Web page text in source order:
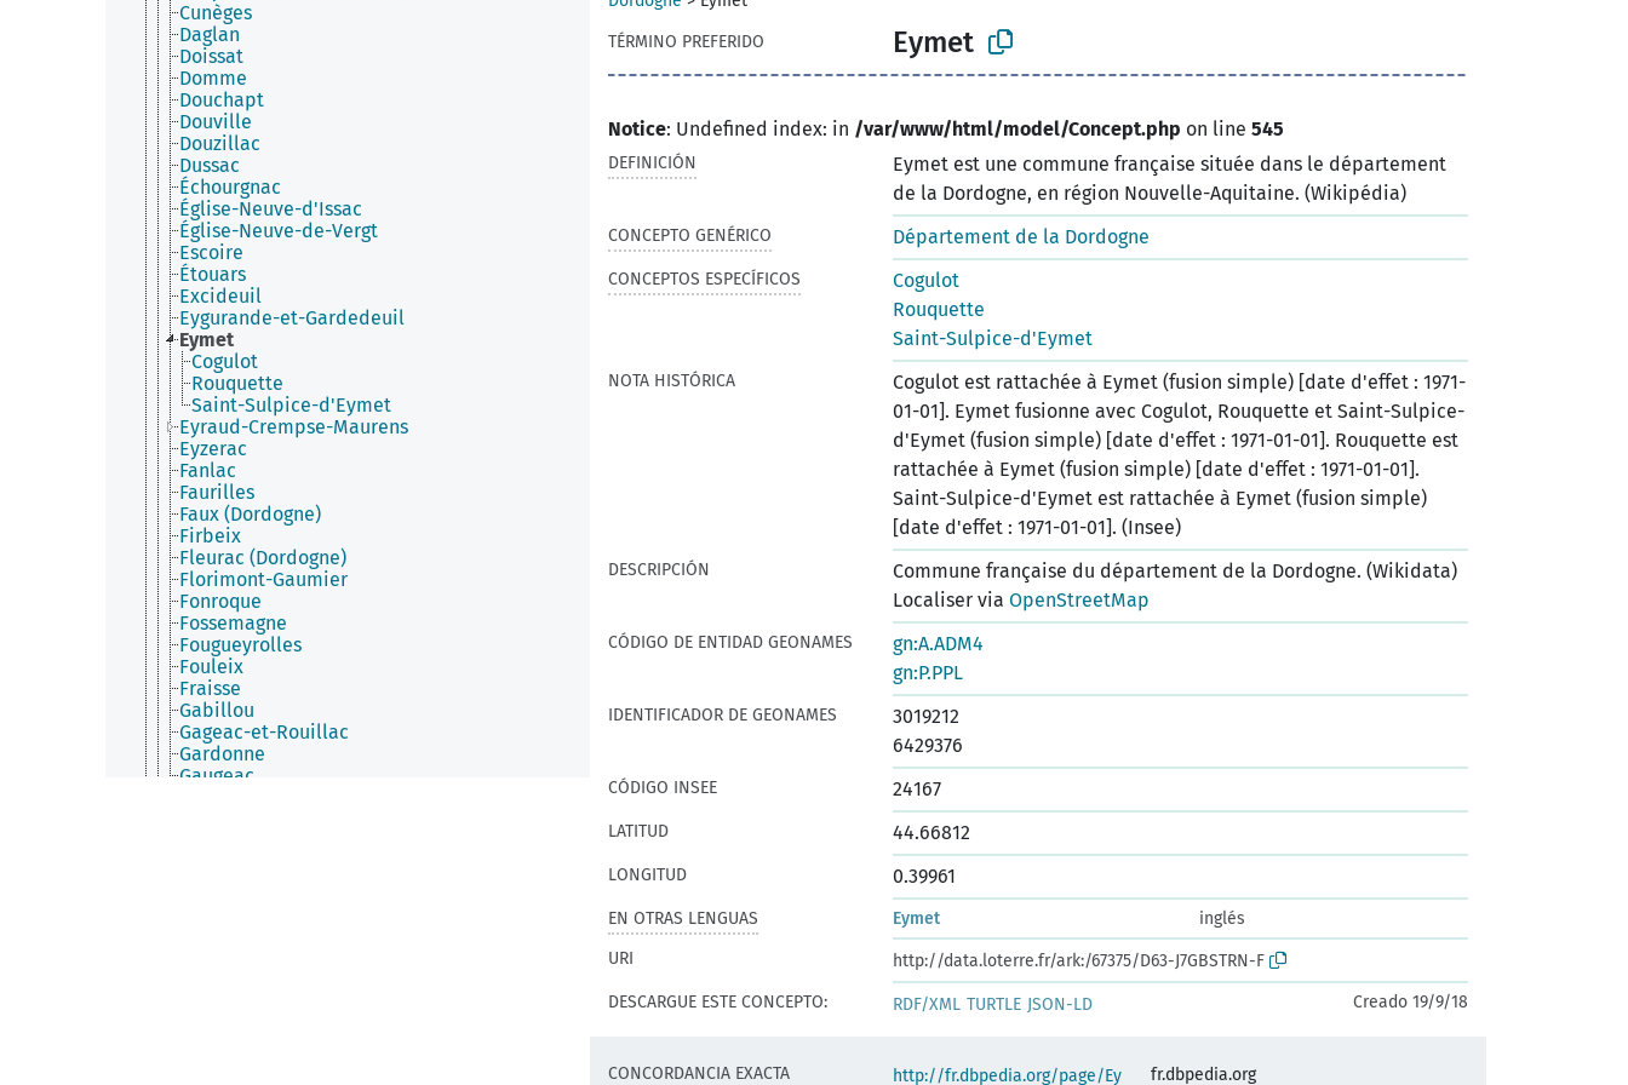
Cunèges
Daglan
Doissat
Domme
Douchapt
Douville
Douzillac
Dussac
Échourgnac
Église-Neuve-d'Issac
Église-Neuve-de-Vergt
Escoire
Étouars
Excideuil
Eygurande-et-Gardedeuil
Eymet
Cogulot
Rouquette
Saint-Sulpice-d'Eymet
Eyraud-Crempse-Maurens
Eyzerac
Fanlac
Faurilles
Faux (Dordogne)
Firbeix
Fleurac (Dordogne)
Florimont-Gaumier
Fonroque
Fossemagne
Fougueyrolles
Fouleix
Fraisse
Gabillou
Gageac-et-Rouillac
Gardonne
Gaugeac
TÉRMINO PREFERIDO
Eymet
Notice: Undefined index: in /var/www/html/model/Concept.php on line 545
DEFINICIÓN
Eymet est une commune française située dans le département
de la Dordogne, en région Nouvelle-Aquitaine. (Wikipédia)
CONCEPTO GENÉRICO Département de la Dordogne
CONCEPTOS ESPECÍFICOS
Cogulot
Rouquette
Saint-Sulpice-d'Eymet
NOTA HISTÓRICA
Cogulot est rattachée à Eymet (fusion simple) [date d'effet : 1971-
01-01]. Eymet fusionne avec Cogulot, Rouquette et Saint-Sulpice-
d'Eymet (fusion simple) [date d'effet : 1971-01-01]. Rouquette est
rattachée à Eymet (fusion simple) [date d'effet : 1971-01-01].
Saint-Sulpice-d'Eymet est rattachée à Eymet (fusion simple)
[date d'effet : 1971-01-01]. (Insee)
DESCRIPCIÓN
Commune française du département de la Dordogne. (Wikidata)
Localiser via OpenStreetMap
CÓDIGO DE ENTIDAD GEONAMES
gn:A.ADM4
gn:P.PPL
IDENTIFICADOR DE GEONAMES
3019212
6429376
CÓDIGO INSEE 24167
LATITUD 44.66812
LONGITUD 0.39961
EN OTRAS LENGUAS Eymet
inglés
URI
http://data.loterre.fr/ark:/67375/D63-J7GBSTRN-F
DESCARGUE ESTE CONCEPTO:
RDF/XML TURTLE JSON-LD Creado 19/9/18
CONCORDANCIA EXACTA http://fr.dbpedia.org/page/Ey fr.dbpedia.org